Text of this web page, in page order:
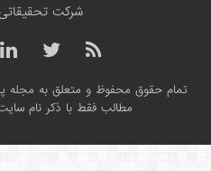
شرکت
تمام حقوق محفوظ و متعلق به مجله
مطالب فقط با ذکر نام